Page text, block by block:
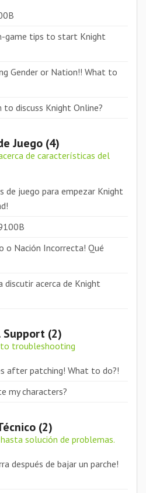
game tips to start Knight
Gender or Nation!! What to
discuss Knight Online?
Juego (4)
de características del
de juego para empezar Knight
o Nación Incorrecta! Qué
discutir acerca de Knight
Support (2)
troubleshooting
after patching! What to do?!
my characters?
(2)
solución de problemas.
después de bajar un parche!